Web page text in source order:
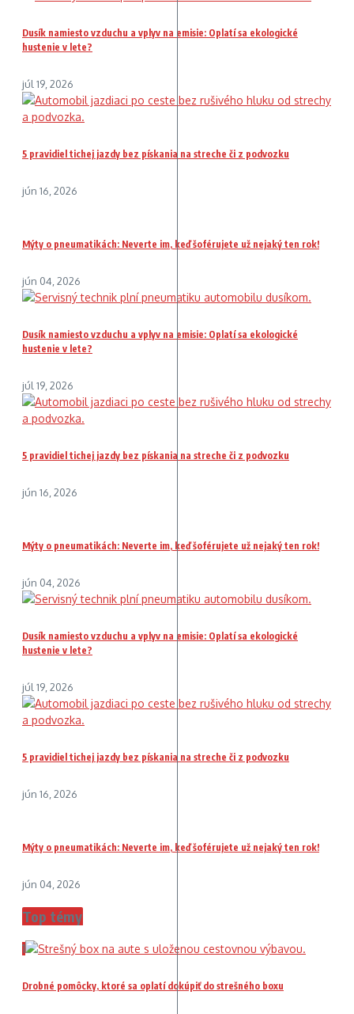
Dusík namiesto vzduchu a vplyv na emisie: Oplatí sa ekologické
hustenie v lete?
júl 19, 2026
5 pravidiel tichej jazdy bez pískania na streche či z podvozku
jún 16, 2026
Mýty o pneumatikách: Neverte im, keď šoférujete už nejaký ten rok!
jún 04, 2026
Dusík namiesto vzduchu a vplyv na emisie: Oplatí sa ekologické
hustenie v lete?
júl 19, 2026
5 pravidiel tichej jazdy bez pískania na streche či z podvozku
jún 16, 2026
Mýty o pneumatikách: Neverte im, keď šoférujete už nejaký ten rok!
jún 04, 2026
Dusík namiesto vzduchu a vplyv na emisie: Oplatí sa ekologické
hustenie v lete?
júl 19, 2026
5 pravidiel tichej jazdy bez pískania na streche či z podvozku
jún 16, 2026
Mýty o pneumatikách: Neverte im, keď šoférujete už nejaký ten rok!
jún 04, 2026
Top témy
1
Drobné pomôcky, ktoré sa oplatí dokúpiť do strešného boxu